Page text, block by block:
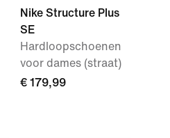
Nike Structure Plus
SE
Hardloopschoenen
voor dames (straat)
€ 179,99